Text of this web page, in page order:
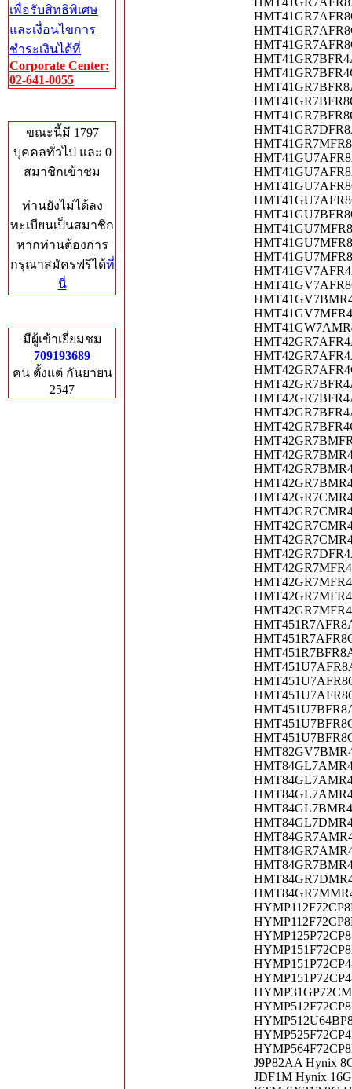
เพื่อรับสิทธิพิเศษ
และเงื่อนไขการ
ชำระเงินได้ที่
Corporate Center:
02-641-0055
ขณะนี้มี 1797
บุคคลทั่วไป และ 0
สมาชิกเข้าชม
ท่านยังไม่ได้ลง
ทะเบียนเป็นสมาชิก
หากท่านต้องการ
กรุณาสมัครฟรีได้ที่
นี่
มีผู้เข้าเยี่ยมชม
709193689
คน ตั้งแต่ กันยายน
2547
J9P82AA Hynix
JDF1M Hynix